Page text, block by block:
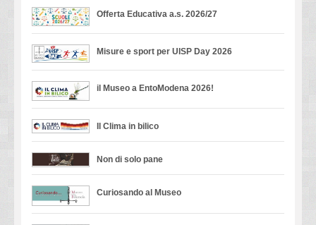
Offerta Educativa a.s. 2026/27
Misure e sport per UISP Day 2026
il Museo a EntoModena 2026!
Il Clima in bilico
Non di solo pane
Curiosando al Museo